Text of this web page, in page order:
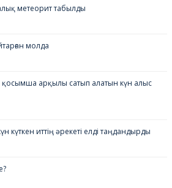
метеорит табылды
молда
арқылы сатып алатын күн алыс
күткен иттің әрекеті елді таңдандырды